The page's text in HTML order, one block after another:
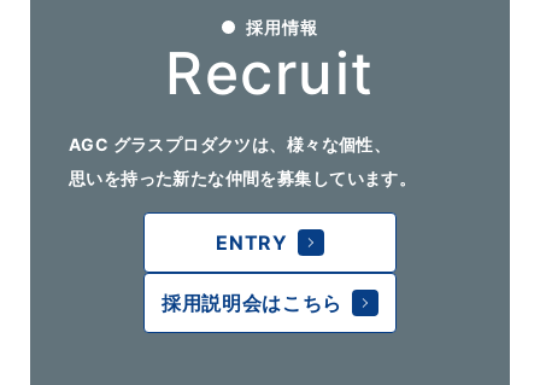
採用情報
Recruit
AGC グラスプロダクツは、様々な個性、
思いを持った新たな仲間を募集しています。
ENTRY
採用説明会はこちら